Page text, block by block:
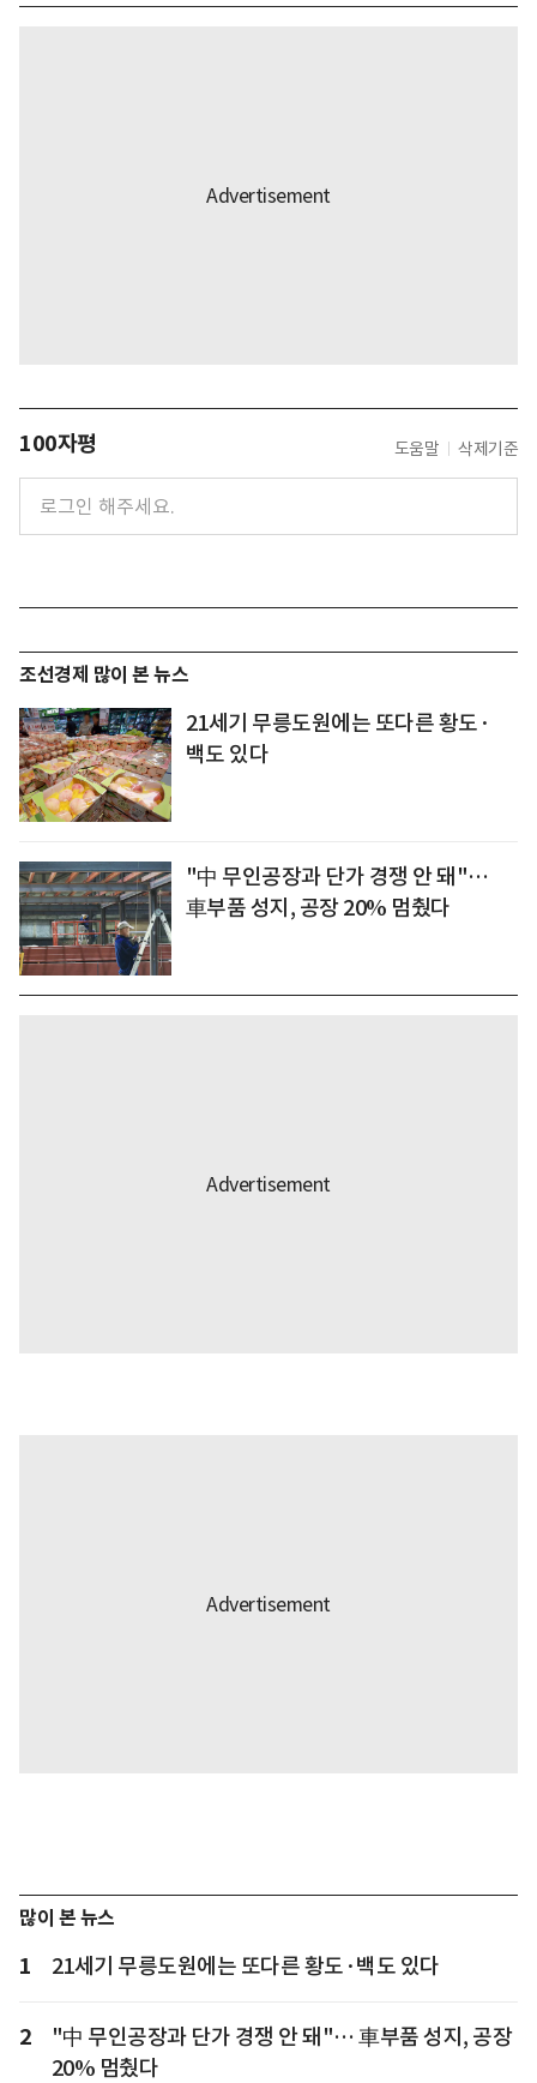
100자평 도움말 삭제기준
조선경제 많이 본 뉴스
21세기 무릉도원에는 또다른 황도·
백도 있다
"中 무인공장과 단가 경쟁 안 돼"…
車부품 성지, 공장 20% 멈췄다
많이 본 뉴스
1 21세기 무릉도원에는 또다른 황도·백도 있다
2
"中 무인공장과 단가 경쟁 안 돼"… 車부품 성지, 공장
20% 멈췄다